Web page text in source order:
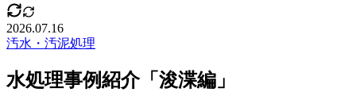
2026.07.16
汚水・汚泥処理
水処理事例紹介「浚渫編」